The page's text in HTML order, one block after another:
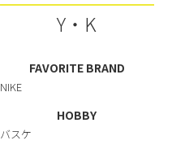
Y・K
FAVORITE BRAND
NIKE
HOBBY
バスケ